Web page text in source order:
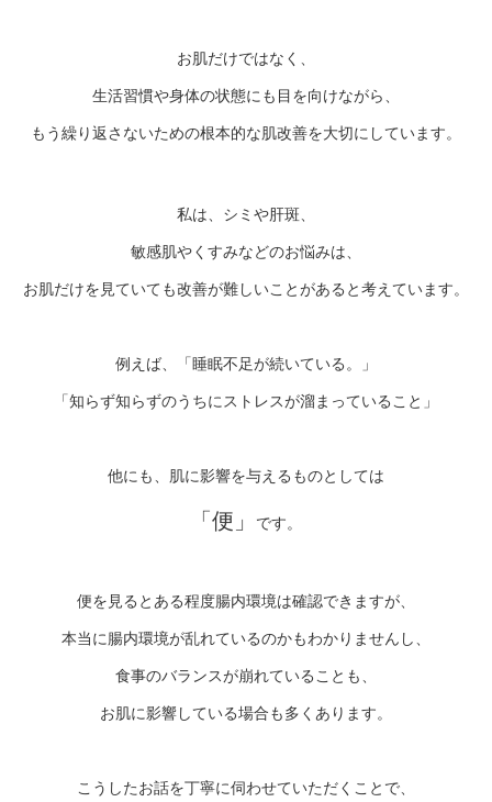
お肌だけではなく、
生活習慣や身体の状態にも目を向けながら、
もう繰り返さないための根本的な肌改善を大切にしています。
私は、シミや肝斑、
敏感肌やくすみなどのお悩みは、
お肌だけを見ていても改善が難しいことがあると考えています。
例えば、「睡眠不足が続いている。」
「知らず知らずのうちにストレスが溜まっていること」
他にも、肌に影響を与えるものとしては
「便」 です。
便を見るとある程度腸内環境は確認できますが、
本当に腸内環境が乱れているのかもわかりませんし、
食事のバランスが崩れていることも、
お肌に影響している場合も多くあります。
こうしたお話を丁寧に伺わせていただくことで、